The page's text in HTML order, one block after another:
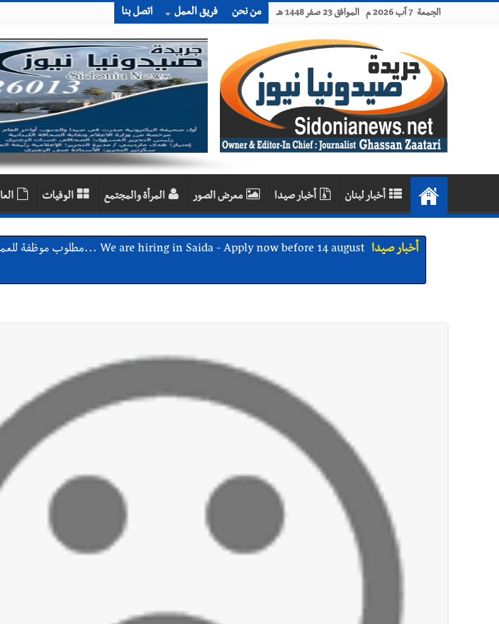
الجمعة 7 آب 2026 م الموافق 23 صفر 1448 هـ من نحن فريق العمل اتصل بنا
أخبار لبنان أخبار صيدا معرض الصور المرأة والمجتمع الوفيات
أخبار صيدا We are hiring in Saida - Apply now before 14 august ...مطلوب موظفة للعمل في الأكاديمية الدولية لبناء القدرات -صيدا
أخبار صيدا بلدية صيدا ومؤسسة الحريري تعقدان الاجتماع التشاوري الأول للمرصد الحضري
عمر مرجان يطلق أكاديمية نادي الحرية لكرة القدم
قائد الجيش اللبناني العماد رودولف هيكل استقبل النائب أكرم شهيب الذي شدد
أخبار لبنان مؤسسة مياه لبنان الجنوبي : جيش العدوالاسرائيلي يستهدف فرق المؤسسة أثناء عملهم
أخبار لبنان بهية الحريري تقدم بإسم الرئيس سعد الحريري التعازي بوفاة الراحل ميشال معلولي
أخبار لبنان الجيش اللبناني : إصابة أحد العسكريين بجروح طفيفة نتيجة استهداف إسرائيلي
أخبار لبنان مسيّرة أسرائيلية القت قنبلة صوتية باتجاه جرافة للجيش اللبناني خلال عملها في